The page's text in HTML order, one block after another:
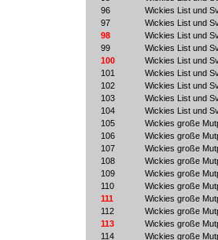
96
Wickies List und
97
Wickies List und
98
Wickies List und
99
Wickies List und
100
Wickies List und
101
Wickies List und
102
Wickies List und
103
Wickies List und
104
Wickies List und
105
Wickies große
106
Wickies große
107
Wickies große
108
Wickies große
109
Wickies große
110
Wickies große
111
Wickies große
112
Wickies große
113
Wickies große
114
Wickies große